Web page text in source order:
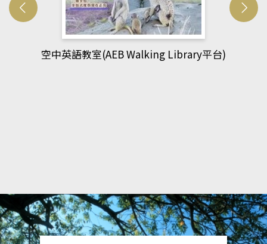
網管人(kono平台)